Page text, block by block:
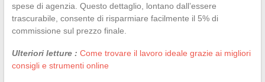
spese di agenzia. Questo dettaglio, lontano dall’essere
trascurabile, consente di risparmiare facilmente il 5% di
commissione sul prezzo finale.
Ulteriori letture : Come trovare il lavoro ideale grazie ai migliori
consigli e strumenti online